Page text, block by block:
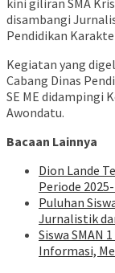
disambangi
Pendidikan
Kegiatan yang
Cabang Dinas
SE ME didampingi
Awondatu.
Bacaan Lainnya
Dion Lande
Periode
Puluhan
Jurnalistik
Siswa SMAN
Informasi,